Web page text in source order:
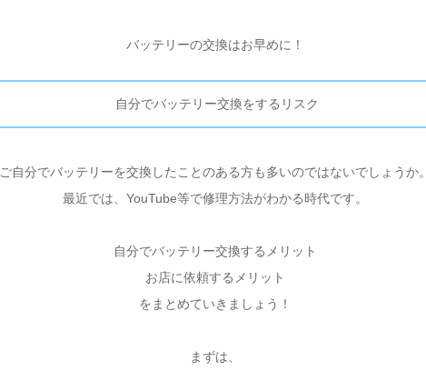
バッテリーの交換はお早めに！
自分でバッテリー交換をするリスク
ご自分でバッテリーを交換したことのある方も多いのではないでしょうか。
最近では、YouTube等で修理方法がわかる時代です。
自分でバッテリー交換するメリット
お店に依頼するメリット
をまとめていきましょう！
まずは、